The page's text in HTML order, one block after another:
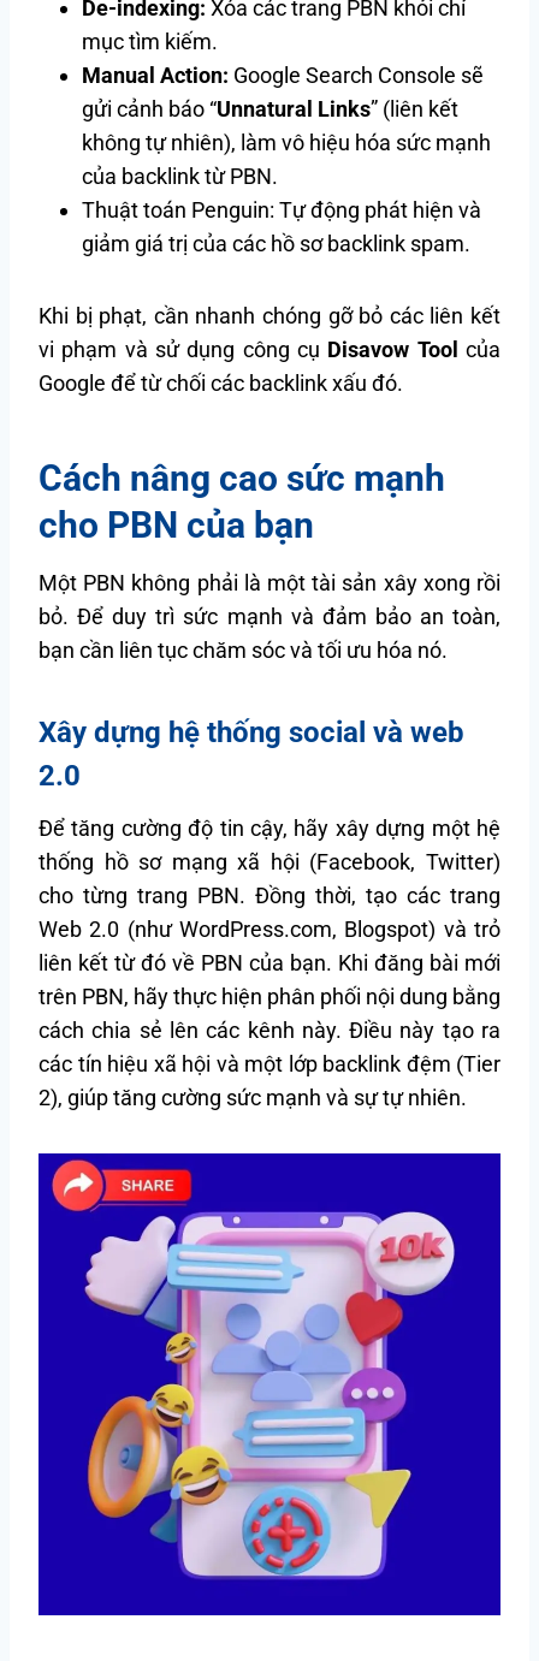
De-indexing: Xóa các trang PBN khỏi chỉ
mục tìm kiếm.
Manual Action: Google Search Console sẽ
gửi cảnh báo “Unnatural Links” (liên kết
không tự nhiên), làm vô hiệu hóa sức mạnh
của backlink từ PBN.
Thuật toán Penguin: Tự động phát hiện và
giảm giá trị của các hồ sơ backlink spam.
Khi bị phạt, cần nhanh chóng gỡ bỏ các liên kết
vi phạm và sử dụng công cụ Disavow Tool của
Google để từ chối các backlink xấu đó.
Cách nâng cao sức mạnh
cho PBN của bạn
Một PBN không phải là một tài sản xây xong rồi
bỏ. Để duy trì sức mạnh và đảm bảo an toàn,
bạn cần liên tục chăm sóc và tối ưu hóa nó.
Xây dựng hệ thống social và web
2.0
Để tăng cường độ tin cậy, hãy xây dựng một hệ
thống hồ sơ mạng xã hội (Facebook, Twitter)
cho từng trang PBN. Đồng thời, tạo các trang
Web 2.0 (như WordPress.com, Blogspot) và trỏ
liên kết từ đó về PBN của bạn. Khi đăng bài mới
trên PBN, hãy thực hiện phân phối nội dung bằng
cách chia sẻ lên các kênh này. Điều này tạo ra
các tín hiệu xã hội và một lớp backlink đệm (Tier
2), giúp tăng cường sức mạnh và sự tự nhiên.